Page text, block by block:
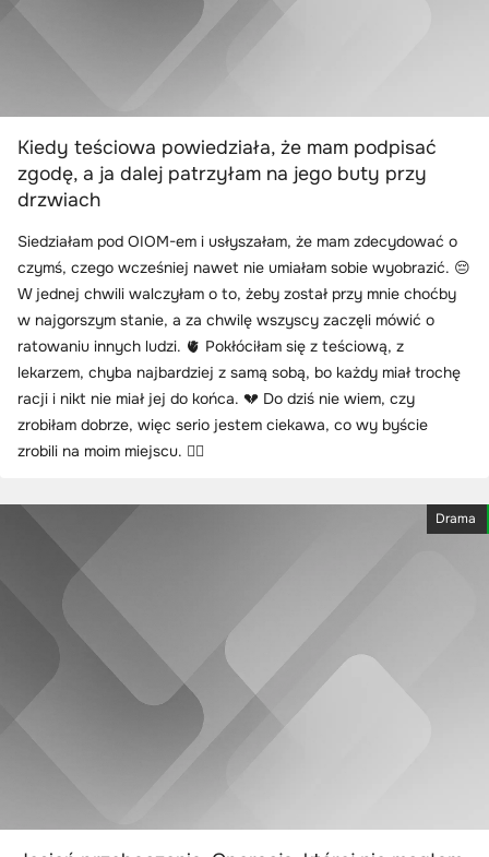
Kiedy teściowa powiedziała, że mam podpisać
zgodę, a ja dalej patrzyłam na jego buty przy
drzwiach
Siedziałam pod OIOM-em i usłyszałam, że mam zdecydować o
czymś, czego wcześniej nawet nie umiałam sobie wyobrazić. 😔
W jednej chwili walczyłam o to, żeby został przy mnie choćby
w najgorszym stanie, a za chwilę wszyscy zaczęli mówić o
ratowaniu innych ludzi. 🫀 Pokłóciłam się z teściową, z
lekarzem, chyba najbardziej z samą sobą, bo każdy miał trochę
racji i nikt nie miał jej do końca. 💔 Do dziś nie wiem, czy
zrobiłam dobrze, więc serio jestem ciekawa, co wy byście
zrobili na moim miejscu. 🤷‍♀️
Drama